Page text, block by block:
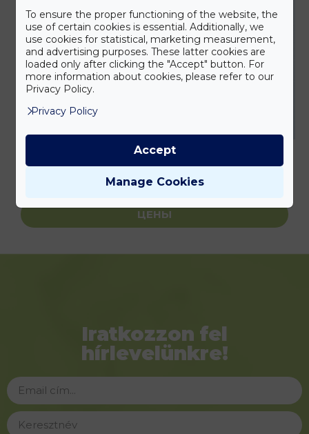
ЦЕНЫ
Iratkozzon fel
hírlevelünkre!
To ensure the proper functioning of the website, the
use of certain cookies is essential. Additionally, we
use cookies for statistical, marketing measurement,
and advertising purposes. These latter cookies are
loaded only after clicking the "Accept" button. For
more information about cookies, please refer to our
Privacy Policy.
Privacy Policy
Manage Cookies
Accept